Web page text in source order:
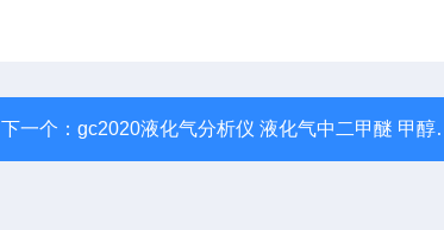
下一个：gc2020液化气分析仪 液化气中二甲醚 甲醇分析仪